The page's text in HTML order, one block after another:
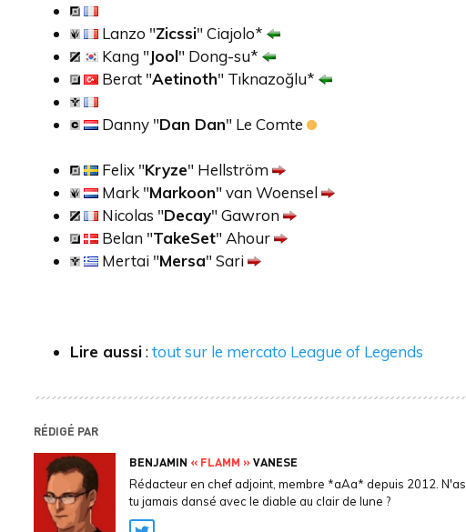
Lanzo "Zicssi" Ciajolo*
Kang "Jool" Dong-su*
Berat "Aetinoth" Tıknazoğlu*
Danny "Dan Dan" Le Comte
Felix "Kryze" Hellström
Mark "Markoon" van Woensel
Nicolas "Decay" Gawron
Belan "TakeSet" Ahour
Mertai "Mersa" Sari
Lire aussi:tout sur le mercato League of Legends
RÉDIGÉ PAR
BENJAMIN « FLAMM »VANESE
Rédacteur en chef adjoint, membre *aAa* depuis 2012. N'as
tu jamais dansé avec le diable au clair de lune ?